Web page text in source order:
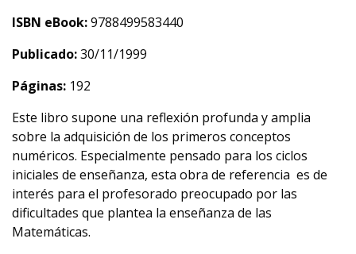
ISBN eBook:9788499583440
Publicado:30/11/1999
Páginas: 192
Este libro supone una reflexión profunda y amplia
sobre la adquisición de los primeros conceptos
numéricos. Especialmente pensado para los ciclos
iniciales de enseñanza, esta obra de referencia es de
interés para el profesorado preocupado por las
dificultades que plantea la enseñanza de las
Matemáticas.